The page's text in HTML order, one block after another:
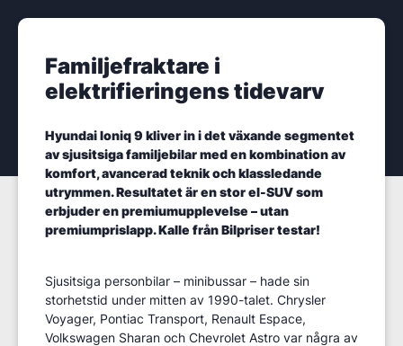
Familjefraktare i
elektrifieringens tidevarv
Hyundai Ioniq 9 kliver in i det växande segmentet
av sjusitsiga familjebilar med en kombination av
komfort, avancerad teknik och klassledande
utrymmen. Resultatet är en stor el-SUV som
erbjuder en premiumupplevelse – utan
premiumprislapp. Kalle från Bilpriser testar!
Sjusitsiga personbilar – minibussar – hade sin
storhetstid under mitten av 1990-talet. Chrysler
Voyager, Pontiac Transport, Renault Espace,
Volkswagen Sharan och Chevrolet Astro var några av